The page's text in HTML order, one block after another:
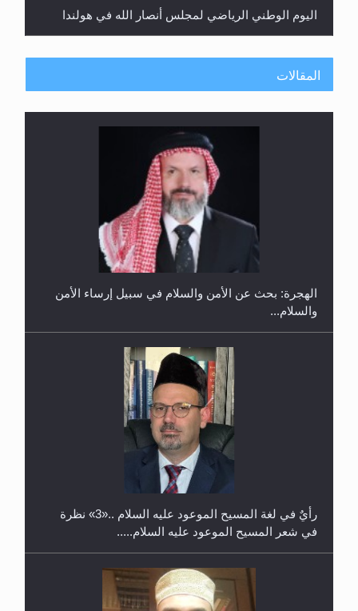
اليوم الوطني الرياضي لمجلس أنصار الله في هولندا
إتمام حفظ القرآن الكريم لثلاثة طلاب من مدرسة الحفظ
حفل توزيع الشهادات في الجامعة الأحمدية بنيجيريا لعام
المقالات
الهجرة: بحث عن الأمن والسلام في سبيل إرساء الأمن
والسلام...
رأيٌ في لغة المسيح الموعود عليه السلام ..«3» نظرة
في شعر المسيح الموعود عليه السلام.....